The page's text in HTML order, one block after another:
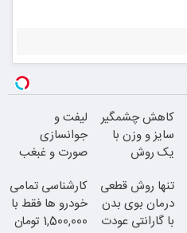
کاهش چشمگیر
سایز و وزن با
یک روش
لیفت و
جوانسازی
صورت و غبغب
دوران نقاهت
تنها روش قطعی
درمان بوی بدن
با گارانتی عودت
کارشناسی تمامی
خودرو ها فقط با
1,500,000 تومان